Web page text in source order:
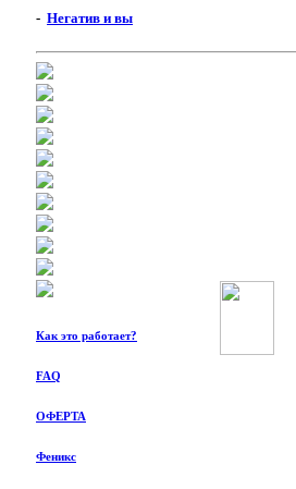
- Негатив и вы
Как это работает?
FAQ
ОФЕРТА
Феникс